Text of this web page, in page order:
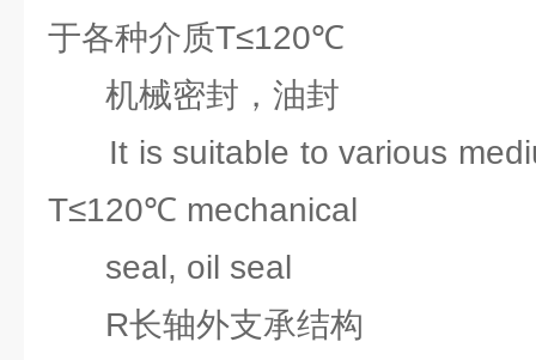
于各种介质T≤120℃
机械密封，油封
It is suitable to various
T≤120℃ mechanical
seal, oil seal
R长轴外支承结构